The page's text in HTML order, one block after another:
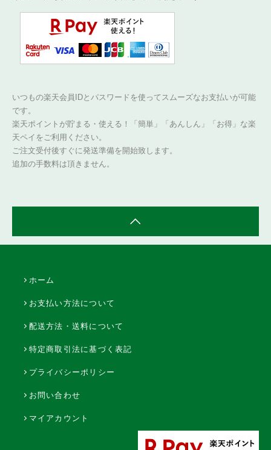
いつもの楽天会員IDとパスワードを使ってスムーズなお支払いが可能
です。
楽天ポイントが貯まる・使える！「簡単」「あんしん」「お得」な楽
天ペイをご利用ください。
ご注文受付後すぐに発送準備を開始致します。
追加の手数料は頂きません。
ホーム
お支払い方法について
配送方法・送料について
特定商取引法に基づく表記
プライバシーポリシー
お問い合わせ
マイアカウント